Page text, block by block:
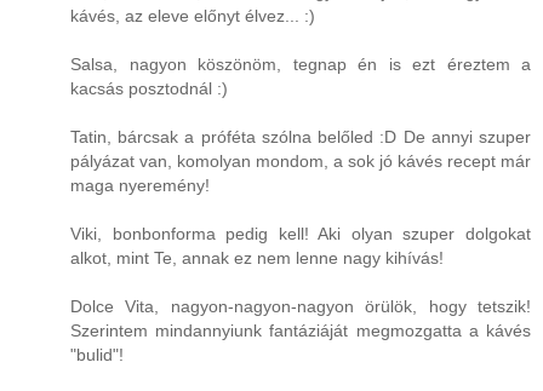
kávés, az eleve előnyt élvez... :)
Salsa, nagyon köszönöm, tegnap én is ezt éreztem a
kacsás posztodnál :)
Tatin, bárcsak a próféta szólna belőled :D De annyi szuper
pályázat van, komolyan mondom, a sok jó kávés recept már
maga nyeremény!
Viki, bonbonforma pedig kell! Aki olyan szuper dolgokat
alkot, mint Te, annak ez nem lenne nagy kihívás!
Dolce Vita, nagyon-nagyon-nagyon örülök, hogy tetszik!
Szerintem mindannyiunk fantáziáját megmozgatta a kávés
"bulid"!